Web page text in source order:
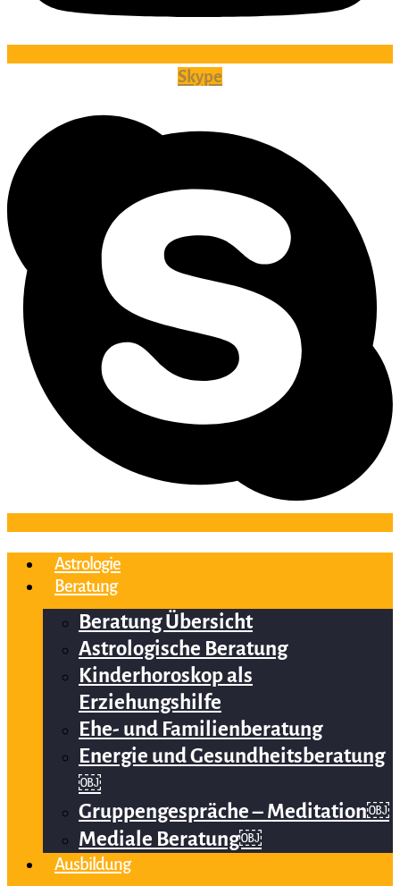
Skype
Astrologie
Beratung
Beratung Übersicht
Astrologische Beratung
Kinderhoroskop als
Erziehungshilfe
Ehe- und Familienberatung
Energie und Gesundheitsberatung
￼
Gruppengespräche – Meditation￼
Mediale Beratung￼
Ausbildung